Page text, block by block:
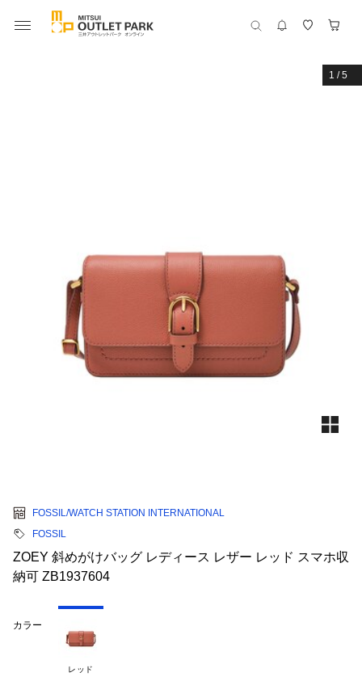
1 /5
FOSSIL/WATCH STATION INTERNATIONAL
FOSSIL
ZOEY 斜めがけバッグ レディース レザー レッド スマホ収
納可 ZB1937604
カラー
レッド